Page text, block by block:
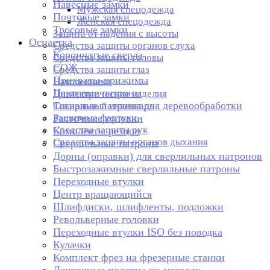
Мужская спецодежда
Женская спецодежда
Защита от падения с высоты
Средства защиты органов слуха
Средства защиты головы
Средства защиты глаз
Наколенники
Диэлектрические изделия
Сигнальный инвентарь
Защитные фартуки
Средства защиты рук
Средства защиты органов дыхания
Навесные замки
Почтовые замки
Тросовые замки
Оснастка
Корончатые сверла
СОЖ
Прихваты-прижимы
Цанговые патроны
Токарные патроны для деревообработки
Расточные головки
Комплекты резцов
Сверлильные патроны
Дорны (оправки) для сверлильных патронов
Быстрозажимные сверлильные патроны
Переходные втулки
Центр вращающийся
Шлифдиски, шлифленты, подложки
Револьверные головки
Переходные втулки ISO без поводка
Кулачки
Комплект фрез на фрезерные станки